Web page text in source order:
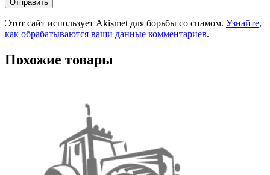
Этот сайт использует Akismet для борьбы со спамом. Узнайте,
как обрабатываются ваши данные комментариев.
Похожие товары